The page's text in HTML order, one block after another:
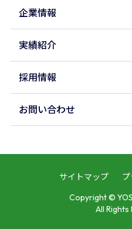
企業情報
実績紹介
採用情報
お問い合わせ
サイトマップ
Copyright ©
All Rights